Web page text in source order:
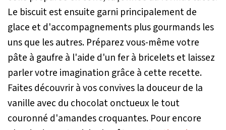
Le biscuit est ensuite garni principalement de
glace et d'accompagnements plus gourmands les
uns que les autres. Préparez vous-même votre
pâte à gaufre à l'aide d'un fer à bricelets et laissez
parler votre imagination grâce à cette recette.
Faites découvrir à vos convives la douceur de la
vanille avec du chocolat onctueux le tout
couronné d'amandes croquantes. Pour encore